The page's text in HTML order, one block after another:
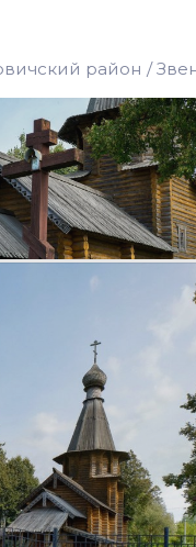
район